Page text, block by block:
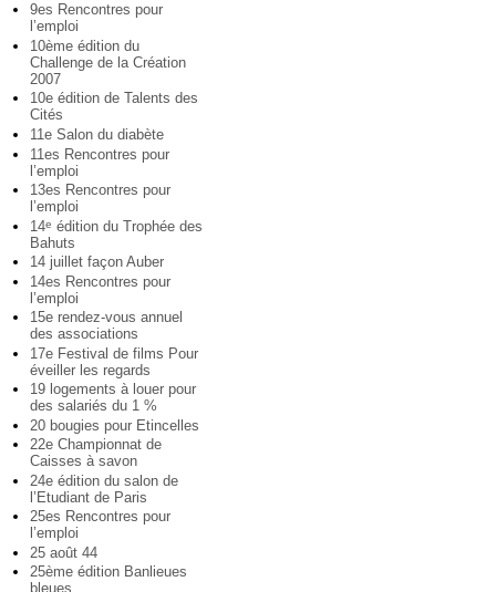
9es Rencontres pour
l’emploi
10ème édition du
Challenge de la Création
2007
10e édition de Talents des
Cités
11e Salon du diabète
11es Rencontres pour
l’emploi
13es Rencontres pour
l’emploi
14e édition du Trophée des
Bahuts
14 juillet façon Auber
14es Rencontres pour
l’emploi
15e rendez-vous annuel
des associations
17e Festival de films Pour
éveiller les regards
19 logements à louer pour
des salariés du 1 %
20 bougies pour Etincelles
22e Championnat de
Caisses à savon
24e édition du salon de
l’Etudiant de Paris
25es Rencontres pour
l’emploi
25 août 44
25ème édition Banlieues
bleues